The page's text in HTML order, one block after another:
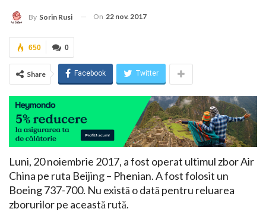
By Sorin Rusi On 22 nov. 2017
0
650
Share Facebook Twitter
Luni, 20 noiembrie 2017, a fost operat ultimul zbor Air
China pe ruta Beijing – Phenian. A fost folosit un
Boeing 737-700. Nu există o dată pentru reluarea
zborurilor pe această rută.